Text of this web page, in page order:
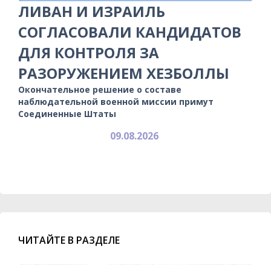
ЛИВАН И ИЗРАИЛЬ
СОГЛАСОВАЛИ КАНДИДАТОВ
ДЛЯ КОНТРОЛЯ ЗА
РАЗОРУЖЕНИЕМ ХЕЗБОЛЛЫ
Окончательное решение о составе
наблюдательной военной миссии примут
Соединенные Штаты
09.08.2026
ЧИТАЙТЕ В РАЗДЕЛЕ